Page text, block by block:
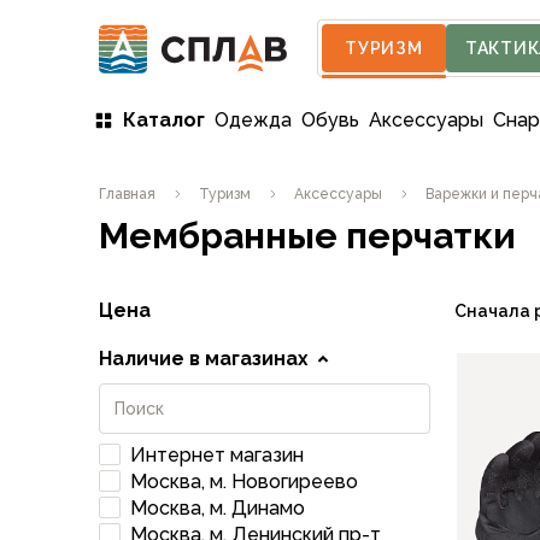
ТУРИЗМ
Каталог
Мужская одежда
Куртки
Мембранные куртки
Флисовые куртки
Беговые и спортивные
Пончо и дождевики
Пуховые куртки
Куртки с синтетическим утеплителем
Жилеты
Брюки
Мембранные брюки
Одежда Обувь Аксессуары
Главная Туризм Аксессуары Варежки и
Мембранные перчатки
Цена
Наличие в магазинах
Интернет магазин
Москва, м. Новогиреево
Москва, м. Динамо
Москва, м. Ленинский пр-т
Сначала